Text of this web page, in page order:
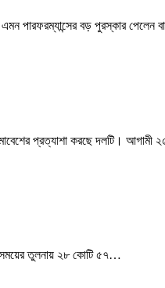
পারফরম্যান্সের বড় পুরস্কার পেলেন
প্রত্যাশা করছে দলটি। আগামী
সময়ের তুলনায় ২৮ কোটি ৫৭…